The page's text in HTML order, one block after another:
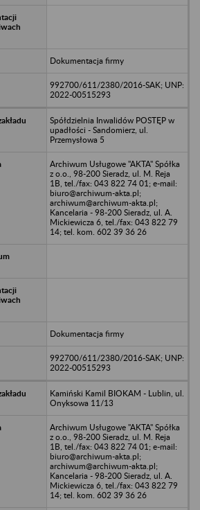
Dokumentacja firmy
992700/611/2380/2016-SAK; UNP:
2022-00515293
Spółdzielnia Inwalidów POSTĘP w
upadłości - Sandomierz, ul.
Przemysłowa 5
Archiwum Usługowe "AKTA" Spółka
z o.o., 98-200 Sieradz, ul. M. Reja
1B, tel./fax: 043 822 74 01; e-mail:
biuro@archiwum-akta.pl;
archiwum@archiwum-akta.pl;
Kancelaria - 98-200 Sieradz, ul. A.
Mickiewicza 6, tel./fax: 043 822 79
14; tel. kom. 602 39 36 26
Dokumentacja firmy
992700/611/2380/2016-SAK; UNP:
2022-00515293
Kamiński Kamil BIOKAM - Lublin, ul.
Onyksowa 11/13
Archiwum Usługowe "AKTA" Spółka
z o.o., 98-200 Sieradz, ul. M. Reja
1B, tel./fax: 043 822 74 01; e-mail:
biuro@archiwum-akta.pl;
archiwum@archiwum-akta.pl;
Kancelaria - 98-200 Sieradz, ul. A.
Mickiewicza 6, tel./fax: 043 822 79
14; tel. kom. 602 39 36 26